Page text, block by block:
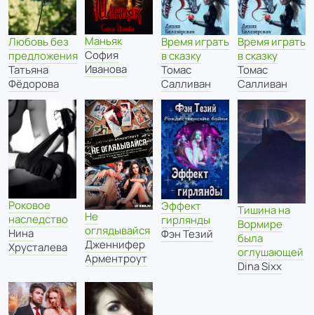
Любовь без
предложения
Татьяна
Фёдорова
Маньяк
София
Иванова
Время играть
в сказку
Томас
Салливан
Время играть
в сказку
Томас
Салливан
Роковое
наследство
Нина
Хрусталева
Не
оглядывайся
Дженнифер
Арментроут
Эффект
гирлянды
Фэн Тезий
Тишина на
Вормире
была
оглушающей
Dina Sixx